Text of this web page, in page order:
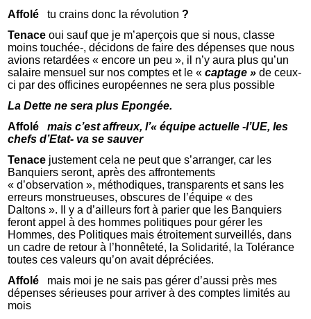
Affolétu crains donc la révolution ?
Tenaceoui sauf que je m’aperçois que si nous, classe
moins touchée-, décidons de faire des dépenses que nous
avions retardées « encore un peu », il n’y aura plus qu’un
salaire mensuel sur nos comptes et le «captage » de ceux-
ci par des officines européennes ne sera plus possible
La Dette ne sera plus Epongée.
Affolémais c’est affreux, l’« équipe actuelle -l’UE, les
chefs d’Etat- va se sauver
Tenace justement cela ne peut que s’arranger, car les
Banquiers seront, après des affrontements
« d’observation », méthodiques, transparents et sans les
erreurs monstrueuses, obscures de l’équipe « des
Daltons ». Il y a d’ailleurs fort à parier que les Banquiers
feront appel à des hommes politiques pour gérer les
Hommes, des Politiques mais étroitement surveillés, dans
un cadre de retour à l’honnêteté, la Solidarité, la Tolérance
toutes ces valeurs qu’on avait dépréciées.
Affolé mais moi je ne sais pas gérer d’aussi près mes
dépenses sérieuses pour arriver à des comptes limités au
mois